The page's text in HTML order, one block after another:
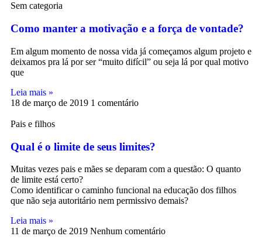
Sem categoria
Como manter a motivação e a força de vontade?
Em algum momento de nossa vida já começamos algum projeto e
deixamos pra lá por ser “muito difícil” ou seja lá por qual motivo
que
Leia mais »
18 de março de 2019 1 comentário
Pais e filhos
Qual é o limite de seus limites?
Muitas vezes pais e mães se deparam com a questão: O quanto
de limite está certo?
Como identificar o caminho funcional na educação dos filhos
que não seja autoritário nem permissivo demais?
Leia mais »
11 de março de 2019 Nenhum comentário